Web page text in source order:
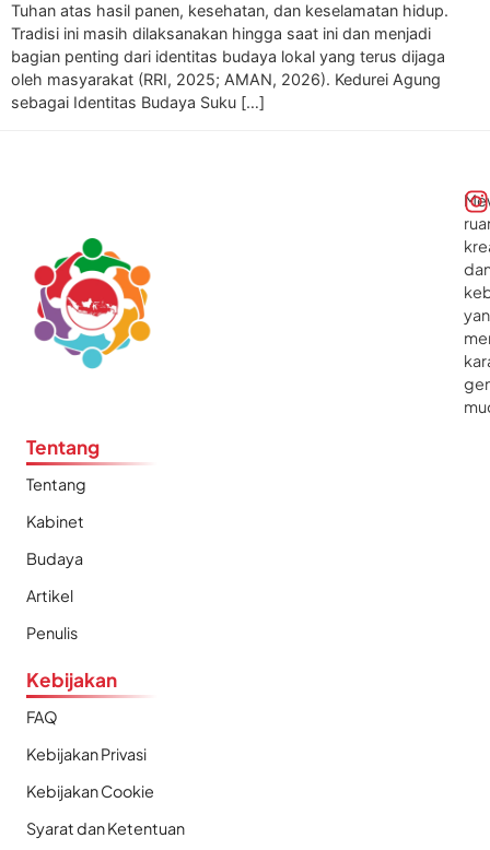
Tuhan atas hasil panen, kesehatan, dan keselamatan hidup.
Tradisi ini masih dilaksanakan hingga saat ini dan menjadi
bagian penting dari identitas budaya lokal yang terus dijaga
oleh masyarakat (RRI, 2025; AMAN, 2026). Kedurei Agung
sebagai Identitas Budaya Suku […]
Tentang
Tentang
Kabinet
Budaya
Artikel
Penulis
Kebijakan
FAQ
Kebijakan Privasi
Kebijakan Cookie
Syarat dan Ketentuan